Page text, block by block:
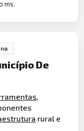
ms.
De
,
rural e